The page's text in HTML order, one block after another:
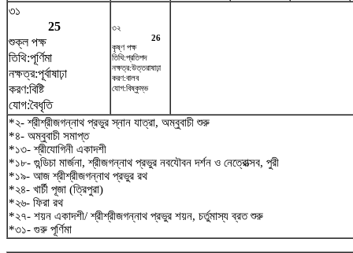
৩১
25
শুক্ল পক্ষ
তিথি:পূর্ণিমা
নক্ষত্র:পূর্বাষাঢ়া
করণ:বিষ্টি
যোগ:বৈধৃতি
৩২
26
কৃষ্ণ পক্ষ
তিথি:প্রতিপদ
নক্ষত্র:উত্তরাষাঢ়া
করণ:বালব
যোগ:বিষ্কুম্ভ
*২- শ্রীশ্রীজগন্নাথ প্রভুর স্নান যাত্রা, অম্বুবাচী শুরু
*৪- অম্বুবাচী সমাপ্ত
*১৩- শ্রীযোগিনী একাদশী
*১৮- গুন্ডিচা মার্জনা, শ্রীজগন্নাথ প্রভুর নবযৌবন দর্শন ও নেত্রোত্সব, পুরী
*১৯- আজ শ্রীশ্রীজগন্নাথ প্রভুর রথ
*২৪- খার্চী পূজা (ত্রিপুরা)
*২৬- ফিরা রথ
*২৭- শয়ন একাদশী/ শ্রীশ্রীজগন্নাথ প্রভুর শয়ন, চর্তুমাস্য ব্রত শুরু
*৩১- গুরু পূর্ণিমা